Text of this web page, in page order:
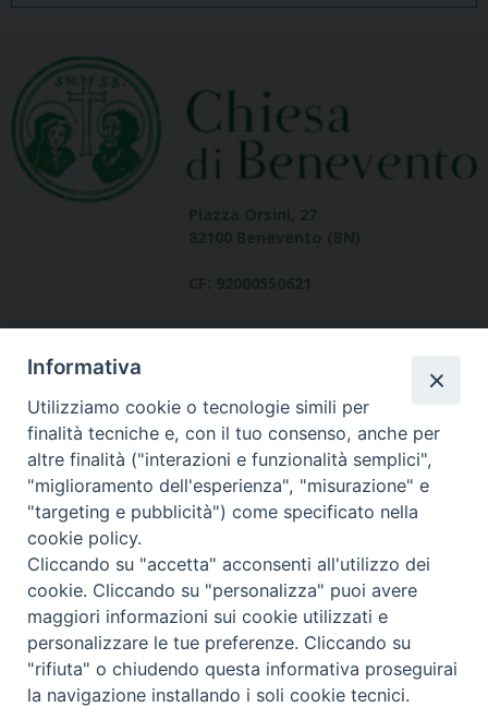
Dove siamo
contatti
Area riservata
© Copyright 2017
Informativa
Utilizziamo cookie o tecnologie simili per
finalità tecniche e, con il tuo consenso, anche per
altre finalità ("interazioni e funzionalità semplici",
"miglioramento dell'esperienza", "misurazione" e
"targeting e pubblicità") come specificato nella
cookie policy.
Cliccando su "accetta" acconsenti all'utilizzo dei
cookie. Cliccando su "personalizza" puoi avere
maggiori informazioni sui cookie utilizzati e
personalizzare le tue preferenze. Cliccando su
"rifiuta" o chiudendo questa informativa proseguirai
la navigazione installando i soli cookie tecnici.